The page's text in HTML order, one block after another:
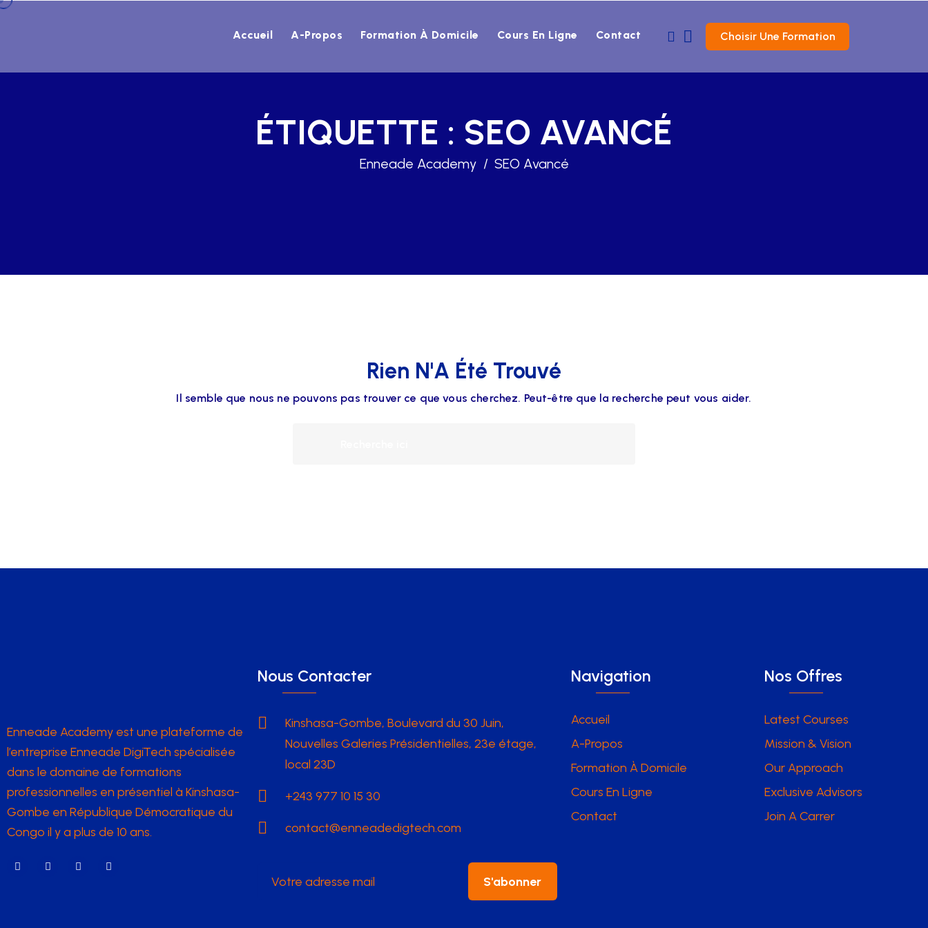
Accueil A-Propos Formation À Domicile Cours En Ligne Contact Choisir Une Formation
ÉTIQUETTE : SEO AVANCÉ
Enneade Academy SEO Avancé
Rien N'A Été Trouvé
Il semble que nous ne pouvons pas trouver ce que vous cherchez. Peut-être que la recherche peut vous aider.
Enneade Academy est une plateforme de
l’entreprise Enneade DigiTech spécialisée
dans le domaine de formations
professionnelles en présentiel à Kinshasa-
Gombe en République Démocratique du
Congo il y a plus de 10 ans.
Nous Contacter
Kinshasa-Gombe, Boulevard du 30 Juin,
Nouvelles Galeries Présidentielles, 23e étage,
local 23D
+243 977 10 15 30
contact@enneadedigtech.com
S'abonner
Navigation
Accueil
A-Propos
Formation À Domicile
Cours En Ligne
Contact
Nos Offres
Latest Courses
Mission & Vision
Our Approach
Exclusive Advisors
Join A Carrer